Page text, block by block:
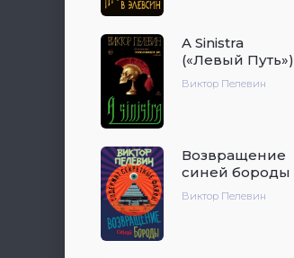
A Sinistra
(«Левый Путь»)
Виктор Пелевин
Возвращение
синей бороды
Виктор Пелевин